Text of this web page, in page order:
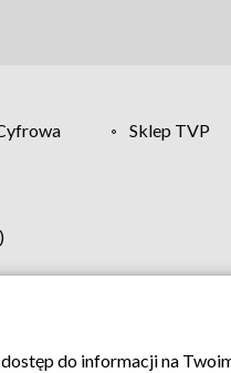
Sklep TVP
do informacji na